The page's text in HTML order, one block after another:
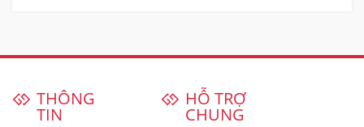
THÔNG
TIN
HỖ TRỢ
CHUNG